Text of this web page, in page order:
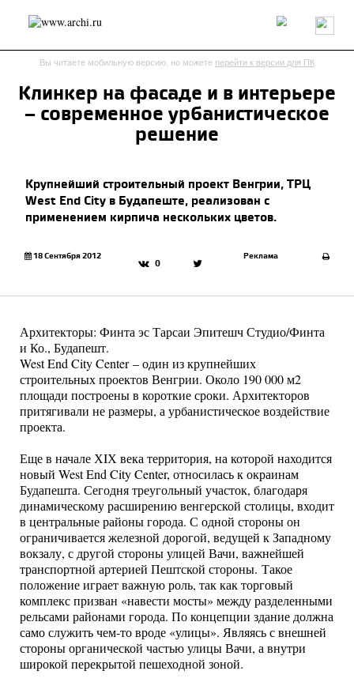
Россия Мир Технологии Интерьер Пресса
Архитекторы
send.project Анонсы конкурсов
Интервью
Репортаж
Рецензия Архитектура
Выставка
Дизайн
Иностранцы в России
Интерьер
Книги
Наследие Образование
Урбанистика
Вы читаете мобильную версию, но можете перейти к версии для ПК
Клинкер на фасаде и в интерьере
– современное урбанистическое
решение
Крупнейший строительный проект Венгрии, ТРЦ
West End City в Будапеште, реализован с
применением кирпича нескольких цветов.
18 Сентября 2012
0
Реклама
Архитекторы: Финта эс Тарсаи Эпитешч Студио/Финта
и Ко., Будапешт.
West End City Center – один из крупнейших
строительных проектов Венгрии. Около 190 000 м2
площади построены в короткие сроки. Архитекторов
притягивали не размеры, а урбанистическое воздействие
проекта.
Еще в начале ХIХ века территория, на которой находится
новый West End City Center, относилась к окраинам
Будапешта. Сегодня треугольный участок, благодаря
динамическому расширению венгерской столицы, входит
в центральные районы города. С одной стороны он
ограничивается железной дорогой, ведущей к Западному
вокзалу, с другой стороны улицей Вачи, важнейшей
транспортной артерией Пештской стороны. Такое
положение играет важную роль, так как торговый
комплекс призван «навести мосты» между разделенными
рельсами районами города. По концепции здание должна
само служить чем-то вроде «улицы». Являясь с внешней
стороны органической частью улицы Вачи, а внутри
широкой перекрытой пешеходной зоной.